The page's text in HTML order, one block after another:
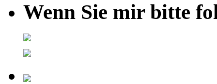
Wenn Sie mir bitte